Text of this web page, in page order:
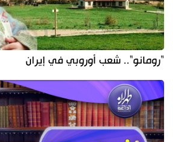
"رومانو".. شعب أوروبي في إيران